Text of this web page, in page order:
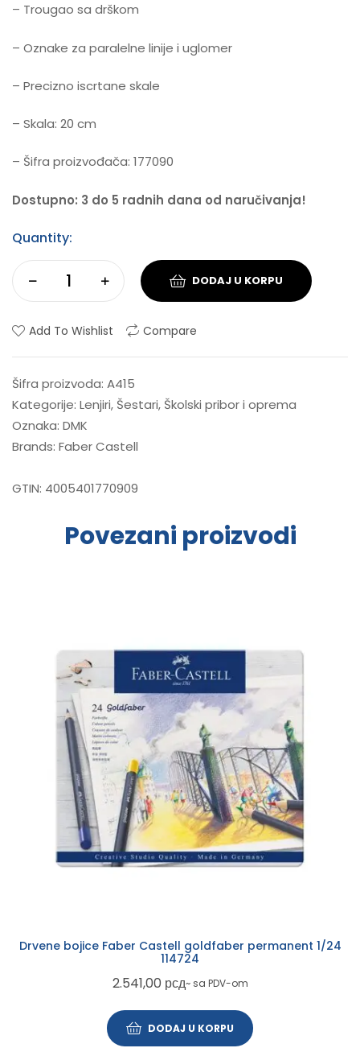
– Trougao sa drškom
– Oznake za paralelne linije i uglomer
– Precizno iscrtane skale
– Skala: 20 cm
– Šifra proizvođača: 177090
Dostupno: 3 do 5 radnih dana od naručivanja!
Quantity:
DODAJ U KORPU
Add To Wishlist Compare
Šifra proizvoda: A415
Kategorije: Lenjiri, Šestari, Školski pribor i oprema
Oznaka: DMK
Brands: Faber Castell
GTIN: 4005401770909
Povezani proizvodi
Drvene bojice Faber Castell goldfaber permanent 1/24
114724
2.541,00 рсд~ sa PDV-om
DODAJ U KORPU